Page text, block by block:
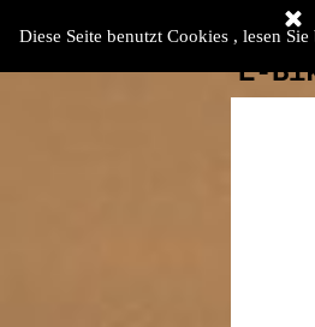
Diese Seite benutzt Cookies , lesen
E-